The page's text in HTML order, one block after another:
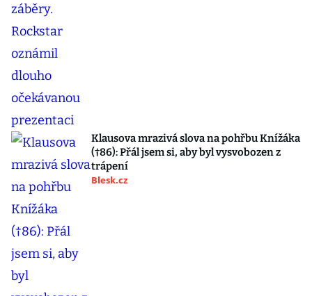
Klausova mrazivá slova na pohřbu Knížáka
(†86): Přál jsem si, aby byl vysvobozen z
trápení
Blesk.cz